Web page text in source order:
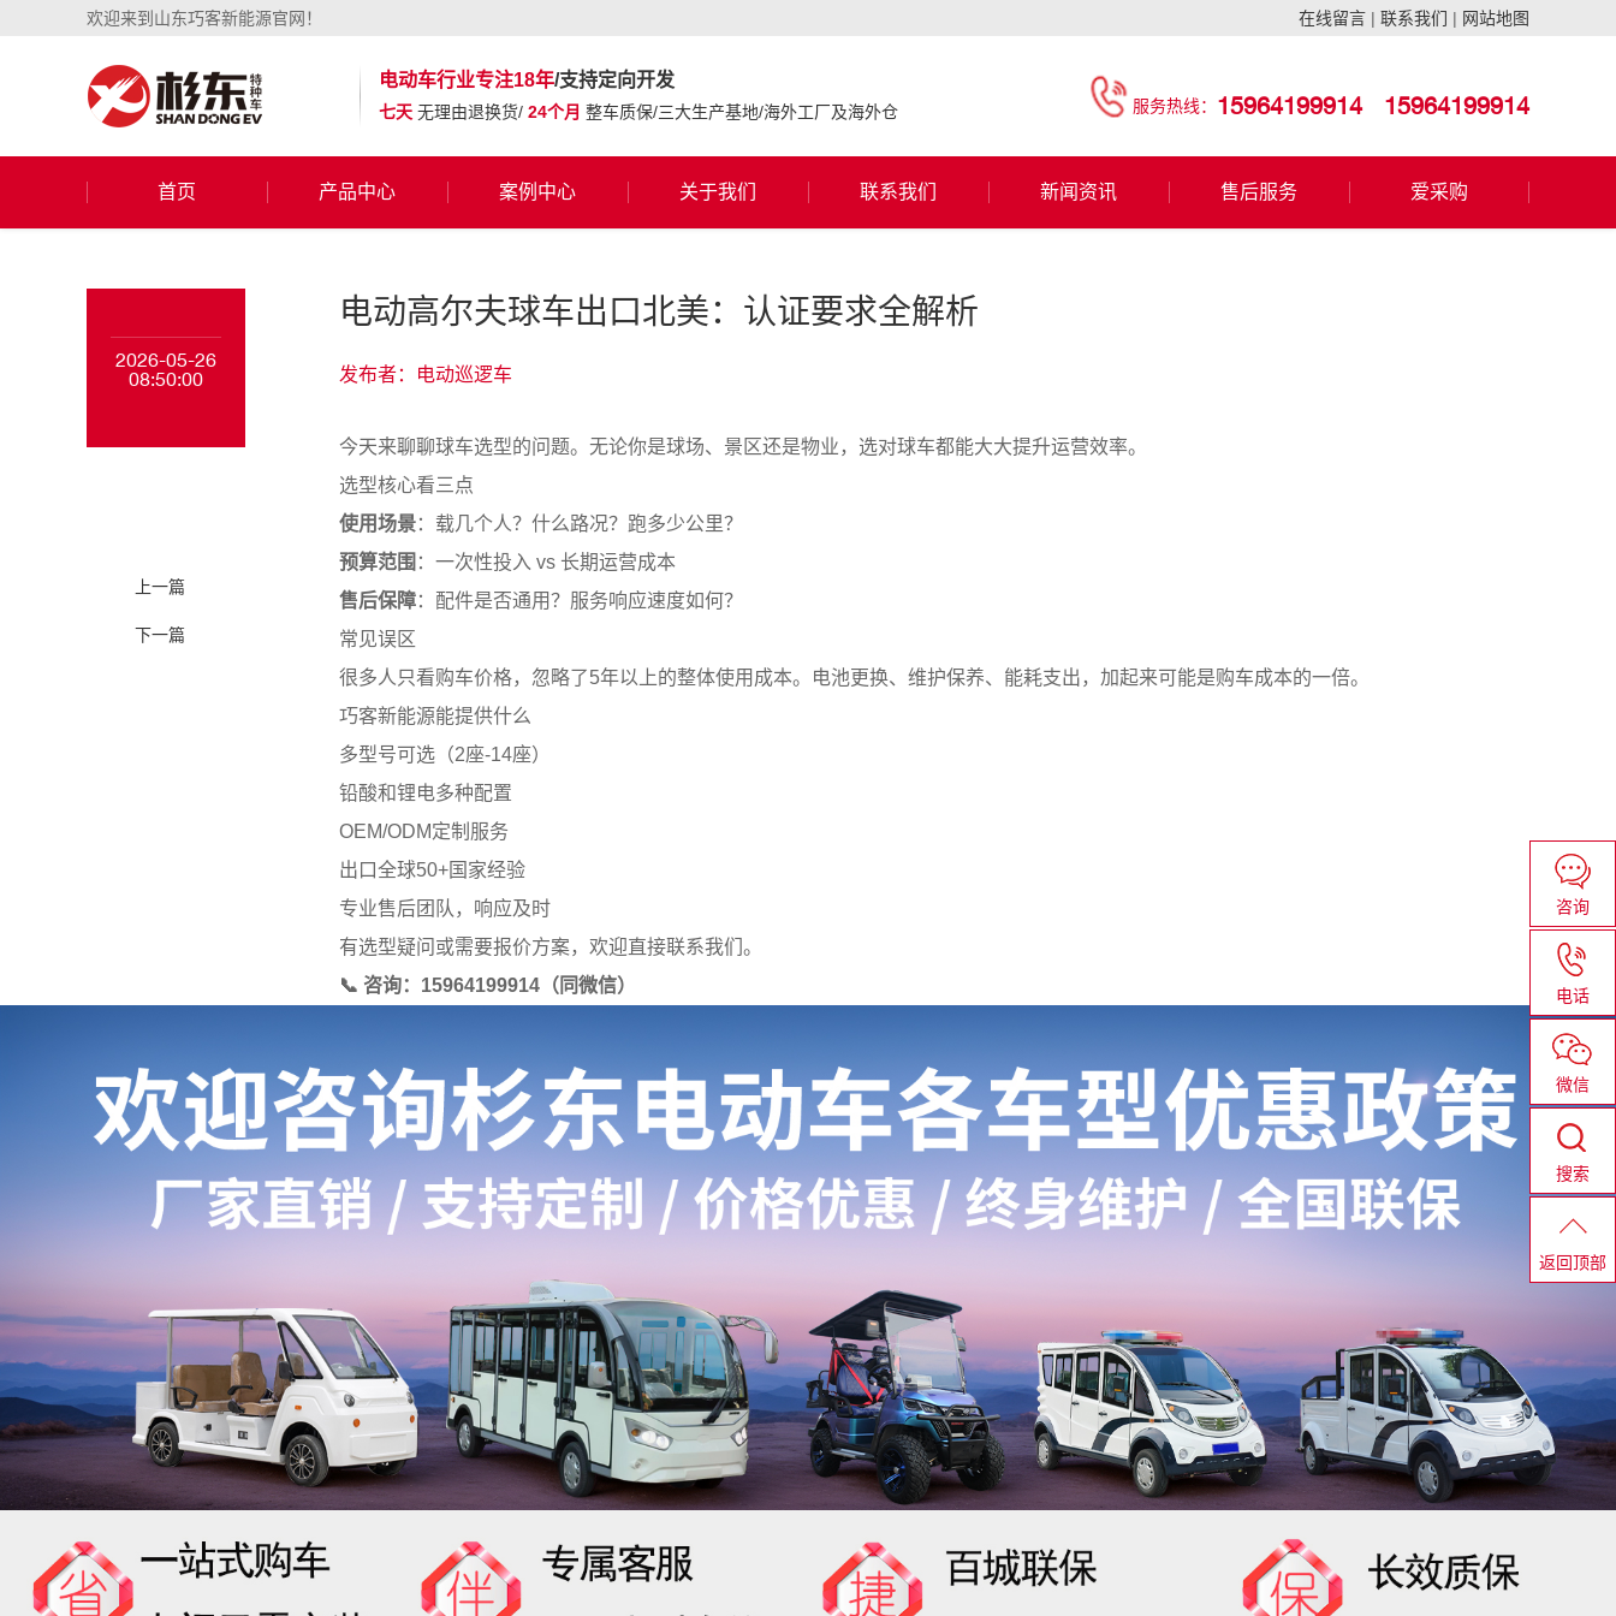
欢迎来到山东巧客新能源官网！ 在线留言 | 联系我们 | 网站地图
电动车行业专注18年/支持定向开发
七天 无理由退换货/ 24个月 整车质保/三大生产基地/海外工厂及海外仓 服务热线： 15964199914 15964199914
首页 产品中心 案例中心 关于我们 联系我们 新闻资讯 售后服务 爱采购
2026-05-26
08:50:00
上一篇
下一篇
电动高尔夫球车出口北美：认证要求全解析
发布者：电动巡逻车
今天来聊聊球车选型的问题。无论你是球场、景区还是物业，选对球车都能大大提升运营效率。
选型核心看三点
使用场景：载几个人？什么路况？跑多少公里？
预算范围 ：一次性投入 vs 长期运营成本
售后保障：配件是否通用？服务响应速度如何？
常见误区
很多人只看购车价格，忽略了5年以上的整体使用成本。电池更换、维护保养、能耗支出，加起来可能是购车成本的一倍。
巧客新能源能提供什么
多型号可选（2座-14座）
铅酸和锂电多种配置
OEM/ODM定制服务
出口全球50+国家经验
专业售后团队，响应及时
有选型疑问或需要报价方案，欢迎直接联系我们。
📞 咨询：15964199914（同微信）
咨询
电话
微信
搜索
返回顶部